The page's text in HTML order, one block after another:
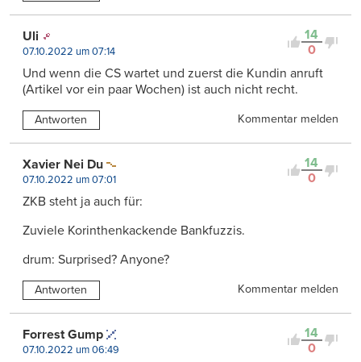
14
0
Uli
07.10.2022 um 07:14
Und wenn die CS wartet und zuerst die Kundin anruft
(Artikel vor ein paar Wochen) ist auch nicht recht.
Antworten Kommentar melden
14
0
Xavier Nei Du
07.10.2022 um 07:01
ZKB steht ja auch für:
Zuviele Korinthenkackende Bankfuzzis.
drum: Surprised? Anyone?
Antworten Kommentar melden
14
0
Forrest Gump
07.10.2022 um 06:49